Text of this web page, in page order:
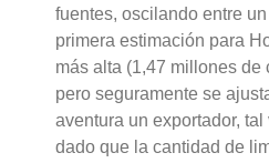
fuentes, oscilando entre
primera estimación para
más alta (1,47 millones de
pero seguramente se
aventura un exportador,
dado que la cantidad de